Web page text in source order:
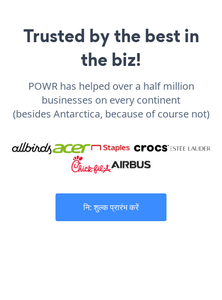
Trusted by the best in
the biz!
POWR has helped over a half million
businesses on every continent
(besides Antarctica, because of course not)
नि: शुल्क प्रारंभ करें